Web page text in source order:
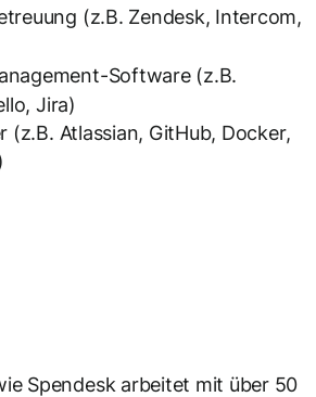
(z.B. Zendesk, Intercom,
Software (z.B.
Jira)
(z.B. Atlassian, GitHub, Docker,
Spendesk arbeitet mit über 50